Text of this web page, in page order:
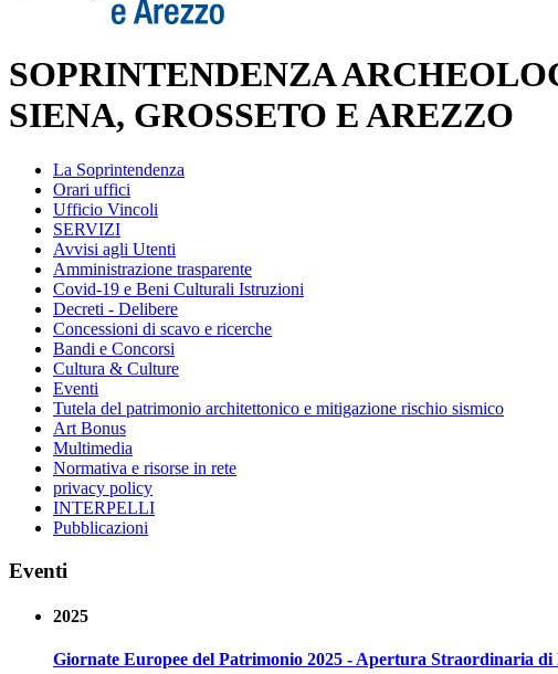
SOPRINTENDENZA
SIENA, GROSSETO E AREZZO
La Soprintendenza
Orari uffici
Ufficio Vincoli
SERVIZI
Avvisi agli Utenti
Amministrazione trasparente
Covid-19 e Beni Culturali Istruzioni
Decreti - Delibere
Concessioni di scavo e ricerche
Bandi e Concorsi
Cultura & Culture
Eventi
Tutela del patrimonio architettonico e mitigazione rischio sismico
Art Bonus
Multimedia
Normativa e risorse in rete
privacy policy
INTERPELLI
Pubblicazioni
Eventi
2025
Giornate Europee del Patrimonio 2025 - Apertura Straordinaria